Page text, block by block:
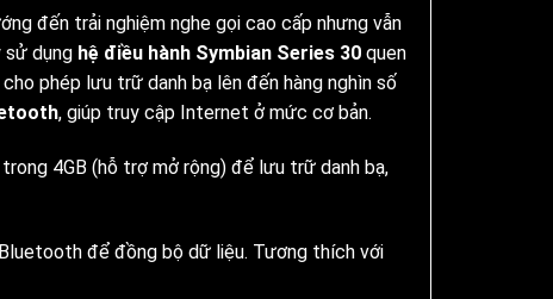
đến trải nghiệm nghe gọi cao cấp nhưng vẫn
dụng hệ điều hành Symbian Series 30 quen
phép lưu trữ danh bạ lên đến hàng nghìn số
, giúp truy cập Internet ở mức cơ bản.
4GB (hỗ trợ mở rộng) để lưu trữ danh bạ,
để đồng bộ dữ liệu. Tương thích với